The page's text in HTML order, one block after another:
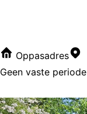
Oppasadres
Geen vaste periode